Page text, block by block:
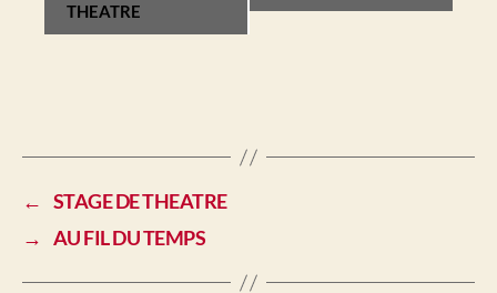
THEATRE
← STAGE DE THEATRE
→ AU FIL DU TEMPS